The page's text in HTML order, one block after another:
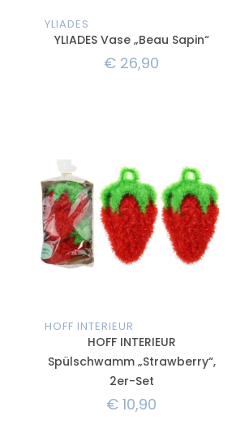
YLIADES
YLIADES Vase „Beau Sapin“
€ 26,90
HOFF INTERIEUR
HOFF INTERIEUR
Spülschwamm „Strawberry“,
2er-Set
€ 10,90